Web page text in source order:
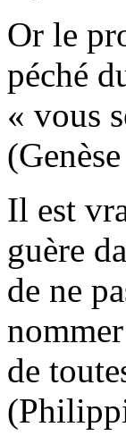
Or le
péché
« vous
Il est
guère
de ne
de
(